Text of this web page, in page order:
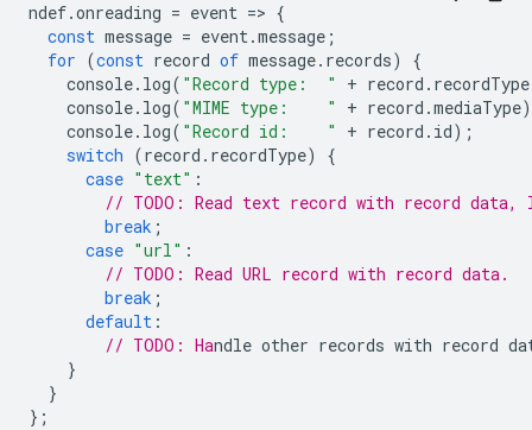
ndef.onreading = event => {
const message = event.message ;
for (const record of message. records)
{
console. log( "Record type:  " + record . recordType
console. log( "MIME type:    " + record .mediaType
console. log( "Record id:    " + record . id);
switch (record . recordType)
{
case "text" :
// TODO: Read text record with record data,
break ;
case "url" :
// TODO: Read URL record with record data.
break ;
default :
// TODO: Ha
}
}
};